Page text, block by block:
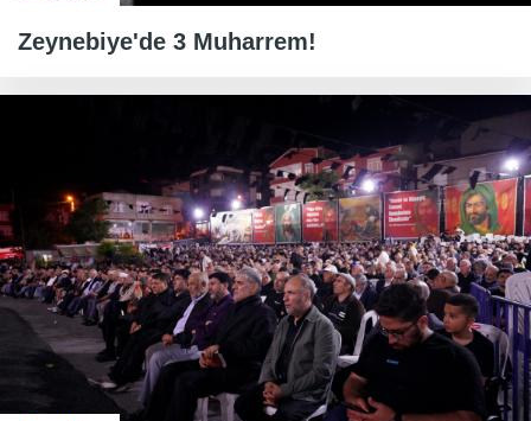
Zeynebiye'de 3 Muharrem!